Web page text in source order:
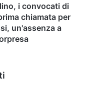
i convocati di
chiamata per
un'assenza a